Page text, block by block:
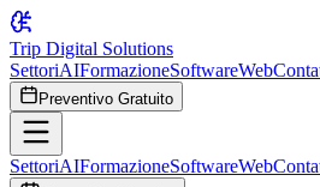
Trip Digital Solutions
SettoriAIFormazioneSoftwareWeb
Preventivo Gratuito
SettoriAIFormazioneSoftwareWeb